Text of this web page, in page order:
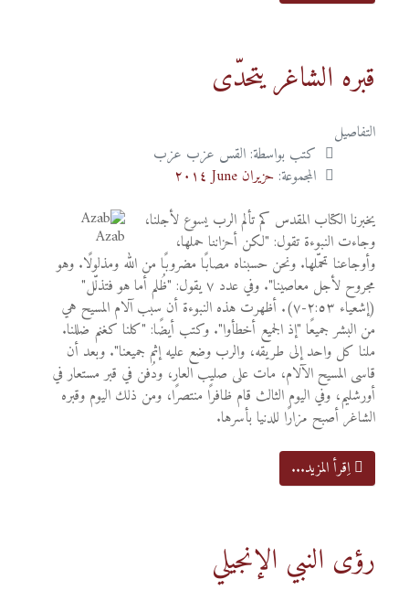
قبره الشاغر يتحدّى
التفاصيل
كتب بواسطة: القس عزب عزب
المجموعة: حزيران June ٢٠١٤
يخبرنا الكتاب المقدس كم تألم الرب يسوع لأجلنا،
وجاءت النبوءة تقول: "لكن أحزاننا حملها،
وأوجاعنا تحمّلها. ونحن حسبناه مصابًا مضروبًا من الله ومذلولًا. وهو
مجروح لأجل معاصينا". وفي عدد ٧ يقول: "ظُلم أما هو فتذلّل"
(إشعياء ٢:٥٣-٧). أظهرت هذه النبوءة أن سبب آلام المسيح هي
من البشر جميعًا "إذ الجميع أخطأوا". وكتب أيضًا: "كلنا كغنم ضللنا.
ملنا كل واحد إلى طريقه، والرب وضع عليه إثم جميعنا". وبعد أن
قاسى المسيح الآلام، مات على صليب العار، ودُفن في قبر مستعار في
أورشليم، وفي اليوم الثالث قام ظافرًا منتصرًا، ومن ذلك اليوم وقبره
الشاغر أصبح مزارًا للدنيا بأسرها.
اِقرأ المزيد...
رؤى النبي الإنجيلي